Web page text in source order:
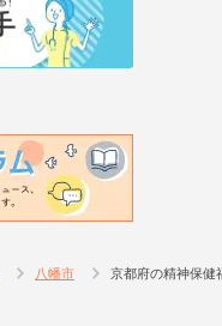
八幡市 京都府の精神保健